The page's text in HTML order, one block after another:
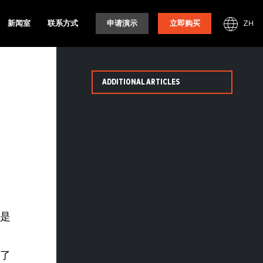
新闻室 联系方式 申请演示 立即购买 ZH
是
ADDITIONAL ARTICLES